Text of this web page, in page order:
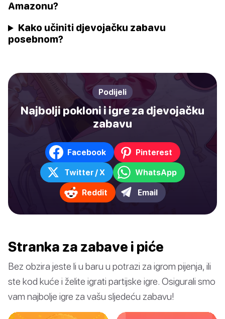
Amazonu?
Kako učiniti djevojačku zabavu
posebnom?
Podijeli
Najbolji pokloni i igre za djevojačku
zabavu
Facebook Pinterest
Twitter / X WhatsApp
Reddit Email
Stranka za zabave i piće
Bez obzira jeste li u baru u potrazi za igrom pijenja, ili
ste kod kuće i želite igrati partijske igre. Osigurali smo
vam najbolje igre za vašu sljedeću zabavu!